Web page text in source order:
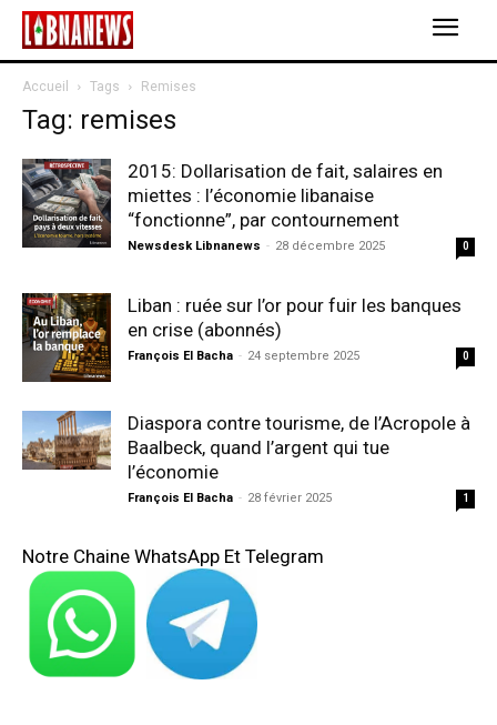
Accueil Tags Remises
Tag: remises
2015: Dollarisation de fait, salaires en
miettes : l’économie libanaise
“fonctionne”, par contournement
Newsdesk Libnanews - 28 décembre 2025 0
Liban : ruée sur l’or pour fuir les banques
en crise (abonnés)
François El Bacha - 24 septembre 2025 0
Diaspora contre tourisme, de l’Acropole à
Baalbeck, quand l’argent qui tue
l’économie
François El Bacha - 28 février 2025 1
Notre Chaine WhatsApp Et Telegram